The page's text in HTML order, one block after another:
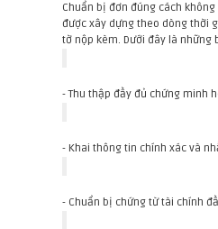
Chuẩn bị đơn đúng cách
được xây dựng theo dòng thời
tờ nộp kèm. Dưới đây là những
- Thu thập đầy đủ chứng minh
- Khai thông tin chính xác và
- Chuẩn bị chứng từ tài chính